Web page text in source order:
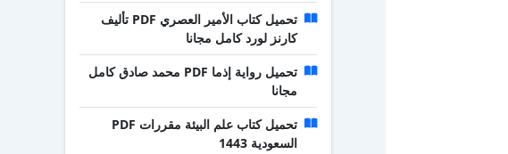
تحميل كتاب الأمير العصري PDF تأليف
كارنز لورد كامل مجانا
تحميل رواية إذما PDF محمد صادق كامل
مجانا
تحميل كتاب علم البيئة مقررات PDF
السعودية 1443